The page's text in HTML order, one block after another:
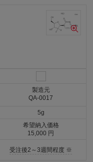
製造元
QA-0017
5g
希望納入価格
15,000 円
受注後2～3週間程度 ※